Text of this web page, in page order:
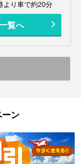
より車で約20分
覧へ
ーン